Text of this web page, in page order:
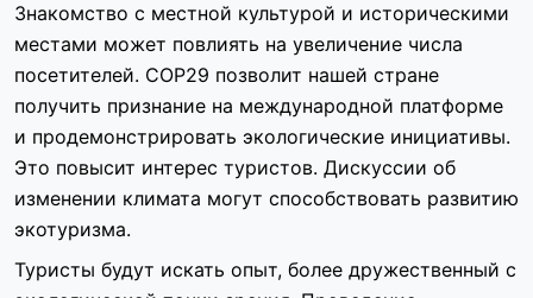
Знакомство с местной культурой и историческими
местами может повлиять на увеличение числа
посетителей. COP29 позволит нашей стране
получить признание на международной платформе
и продемонстрировать экологические инициативы.
Это повысит интерес туристов. Дискуссии об
изменении климата могут способствовать развитию
экотуризма.
Туристы будут искать опыт, более дружественный с